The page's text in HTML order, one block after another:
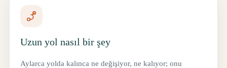
Uzun yol nasıl bir şey
Aylarca yolda kalınca ne değişiyor, ne kalıyor; onu